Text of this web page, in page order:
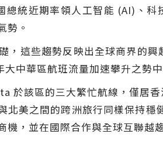
統近期率領人工智能 (AI)、科
勢。
，這些趨勢反映出全球商界的
中華區航班流量加速攀升之勢
於該區的三大繁忙航線，僅居
北美之間的跨洲旅行同樣保持
，並在國際合作與全球互聯越